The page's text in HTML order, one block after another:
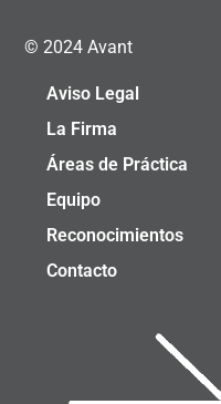
© 2024 Avant
Aviso Legal
La Firma
Áreas de Práctica
Equipo
Reconocimientos
Contacto